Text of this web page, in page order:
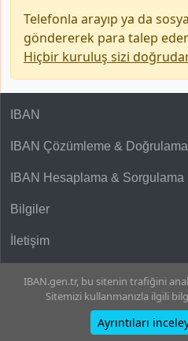
Telefonla arayıp ya da
göndererek para talep
Hiçbir kuruluş sizi
IBAN
IBAN Çözümleme & Doğrulama
IBAN Hesaplama & Sorgulama
Bilgiler
İletişim
IBAN.gen.tr, bu sitenin trafiğini
Sitemizi kullanmanızla ilgili
Ayrıntıları